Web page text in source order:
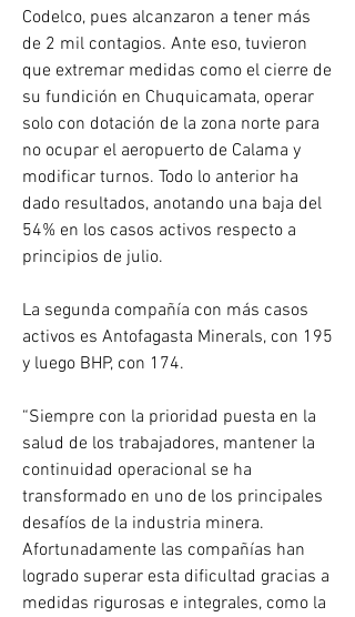
Codelco, pues alcanzaron a tener más
de 2 mil contagios. Ante eso, tuvieron
que extremar medidas como el cierre de
su fundición en Chuquicamata, operar
solo con dotación de la zona norte para
no ocupar el aeropuerto de Calama y
modificar turnos. Todo lo anterior ha
dado resultados, anotando una baja del
54% en los casos activos respecto a
principios de julio.
La segunda compañía con más casos
activos es Antofagasta Minerals, con 195
y luego BHP, con 174.
“Siempre con la prioridad puesta en la
salud de los trabajadores, mantener la
continuidad operacional se ha
transformado en uno de los principales
desafíos de la industria minera.
Afortunadamente las compañías han
logrado superar esta dificultad gracias a
medidas rigurosas e integrales, como la